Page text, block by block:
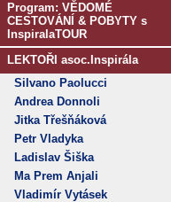
Program: VĚDOMÉ
CESTOVÁNÍ & POBYTY s
InspiralaTOUR
LEKTOŘI asoc.Inspirála
Silvano Paolucci
Andrea Donnoli
Jitka Třešňáková
Petr Vladyka
Ladislav Šiška
Ma Prem Anjali
Vladimír Vytásek